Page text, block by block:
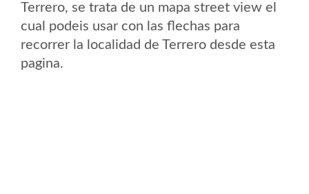
Terrero, se trata de un mapa street view el
cual podeis usar con las flechas para
recorrer la localidad de Terrero desde esta
pagina.